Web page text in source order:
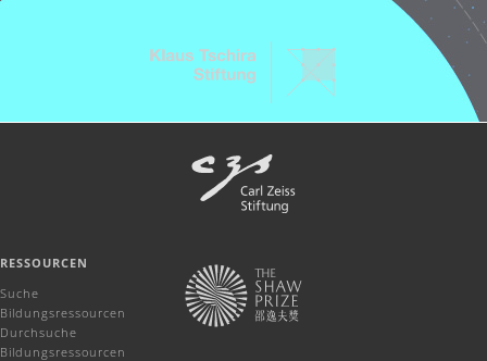
RESSOURCEN
Suche
Bildungsressourcen
Durchsuche
Bildungsressourcen